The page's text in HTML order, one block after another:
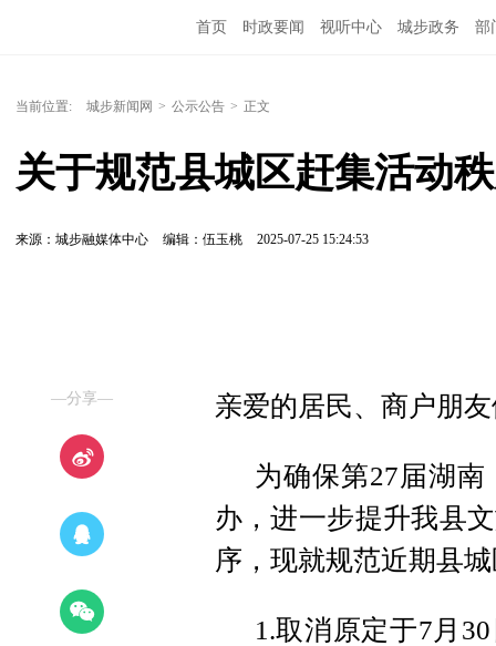
首页 时政要闻 视听中心 城步政务 部
当前位置: 城步新闻网 > 公示公告 > 正文
关于规范县城区赶集活动
来源：城步融媒体中心 编辑：伍玉桃 2025-07-25 15:24:53
—分享— 亲爱的居民、商户朋
为确保第27届湖
办，进一步提升我县
序，现就规范近期县
1.取消原定于7月